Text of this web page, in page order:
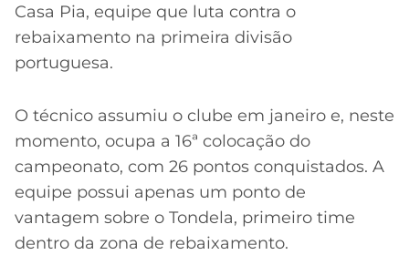
Casa Pia, equipe que luta contra o
rebaixamento na primeira divisão
portuguesa.
O técnico assumiu o clube em janeiro e, neste
momento, ocupa a 16ª colocação do
campeonato, com 26 pontos conquistados. A
equipe possui apenas um ponto de
vantagem sobre o Tondela, primeiro time
dentro da zona de rebaixamento.